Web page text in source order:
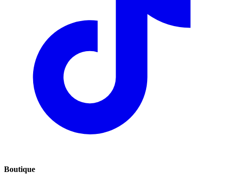
Boutique